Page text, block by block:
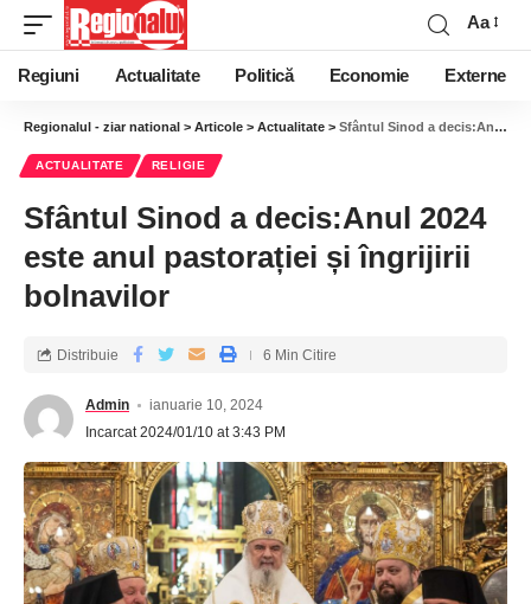
Aa
Regiuni Actualitate Politică Economie Externe
Regionalul - ziar national > Articole > Actualitate > Sfântul Sinod a decis:Anul 2024 este anul pastorației și îngrijirii bolnavilor
ACTUALITATE RELIGIE
Sfântul Sinod a decis:Anul 2024
este anul pastorației și îngrijirii
bolnavilor
Admin
ianuarie 10, 2024
Incarcat 2024/01/10 at 3:43 PM
Distribuie 6 Min Citire